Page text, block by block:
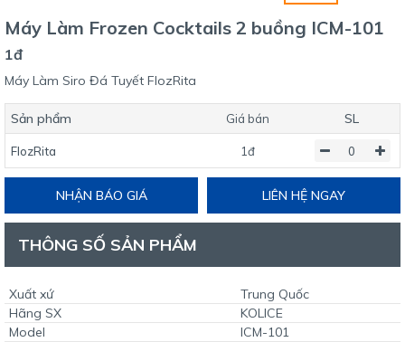
Máy Làm Frozen Cocktails 2 buồng ICM-101
1đ
Máy Làm Siro Đá Tuyết FlozRita
Sản phẩm Giá bán SL
FlozRita 1đ
NHẬN BÁO GIÁ LIÊN HỆ NGAY
THÔNG SỐ SẢN PHẨM
Xuất xứ
Trung Quốc
Hãng SX
KOLICE
Model
ICM-101